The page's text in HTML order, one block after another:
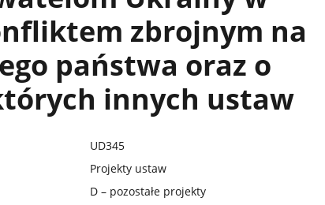
zbrojnym na
państwa oraz o
innych ustaw
UD345
Projekty ustaw
D – pozostałe projekty